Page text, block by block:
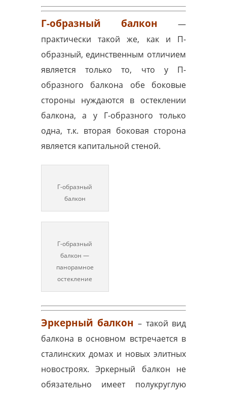
Г-образный балкон—
практически такой же, как и П-
образный, единственным отличием
является только то, что у П-
образного балкона обе боковые
стороны нуждаются в остеклении
балкона, а у Г-образного только
одна, т.к. вторая боковая сторона
является капитальной стеной.
Г-образный
балкон
Г-образный
балкон —
панорамное
остекление
Эркерный балкон – такой вид
балкона в основном встречается в
сталинских домах и новых элитных
новостроях. Эркерный балкон не
обязательно имеет полукруглую